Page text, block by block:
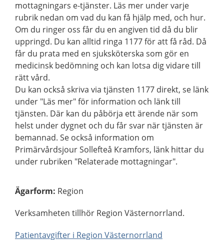
mottagningars e-tjänster. Läs mer under varje
rubrik nedan om vad du kan få hjälp med, och hur.
Om du ringer oss får du en angiven tid då du blir
uppringd. Du kan alltid ringa 1177 för att få råd. Då
får du prata med en sjuksköterska som gör en
medicinsk bedömning och kan lotsa dig vidare till
rätt vård.
Du kan också skriva via tjänsten 1177 direkt, se länk
under "Läs mer" för information och länk till
tjänsten. Där kan du påbörja ett ärende när som
helst under dygnet och du får svar när tjänsten är
bemannad. Se också information om
Primärvårdsjour Sollefteå Kramfors, länk hittar du
under rubriken "Relaterade mottagningar".
Ägarform: Region
Verksamheten tillhör Region Västernorrland.
Patientavgifter i Region Västernorrland